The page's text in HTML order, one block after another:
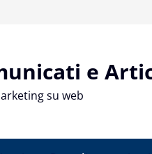
e
su web